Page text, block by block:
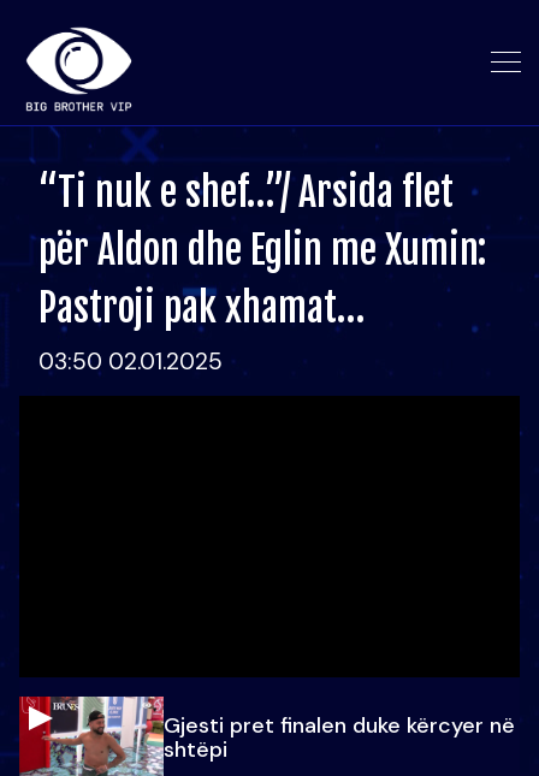
“Ti nuk e shef…”/ Arsida flet
për Aldon dhe Eglin me Xumin:
Pastroji pak xhamat…
03:50 02.01.2025
Gjesti pret finalen duke kërcyer në
shtëpi